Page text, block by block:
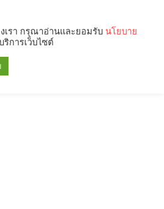
เรา กรุณาอ่านและยอมรับ นโยบาย
ริการเว็บไซต์